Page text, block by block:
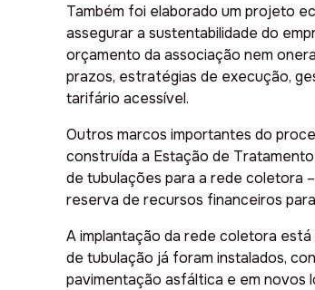
Também foi elaborado um projeto
assegurar a sustentabilidade do
orçamento da associação nem
prazos, estratégias de execução,
tarifário acessível.
Outros marcos importantes do
construída a Estação de
de tubulações para a rede coletora
reserva de recursos financeiros
A implantação da rede coletora
de tubulação já foram instalados,
pavimentação asfáltica e em novos